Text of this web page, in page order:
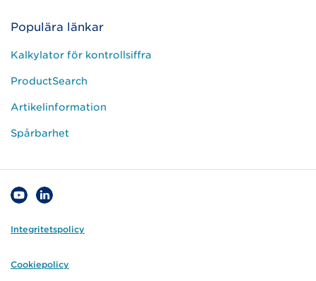
Populära länkar
Kalkylator för kontrollsiffra
ProductSearch
Artikelinformation
Spårbarhet
Integritetspolicy
Cookiepolicy